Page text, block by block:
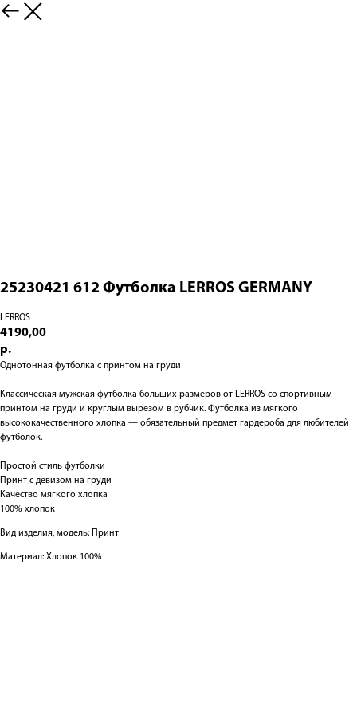
25230421 612 Футболка LERROS GERMANY
LERROS
4190,00
р.
Однотонная футболка с принтом на груди
Классическая мужская футболка больших размеров от LERROS со спортивным
принтом на груди и круглым вырезом в рубчик. Футболка из мягкого
высококачественного хлопка — обязательный предмет гардероба для любителей
футболок.
Простой стиль футболки
Принт с девизом на груди
Качество мягкого хлопка
100% хлопок
Вид изделия, модель: Принт
Материал: Хлопок 100%